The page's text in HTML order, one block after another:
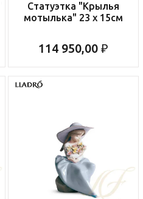
Статуэтка "Крылья
мотылька" 23 x 15см
114 950,00 ₽